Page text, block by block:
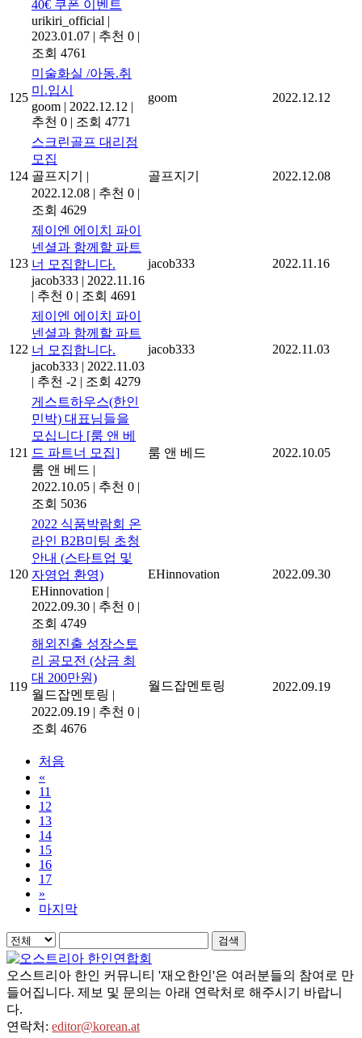
40€ 쿠폰 이벤트
urikiri_official |
2023.01.07 | 추천 0 |
조회 4761
125
미술화실 /아동.취
미.입시
goom | 2022.12.12 |
추천 0 | 조회 4771
goom 2022.12.12
124
스크린골프 대리점
모집
골프지기
|
2022.12.08 | 추천 0 |
조회 4629
골프지기 2022.12.08
123
제이엔 에이치 파이
넨셜과 함께할 파트
너 모집합니다.
jacob333 | 2022.11.16
| 추천 0 | 조회 4691
jacob333 2022.11.16
122
제이엔 에이치 파이
넨셜과 함께할 파트
너 모집합니다.
jacob333 | 2022.11.03
| 추천 -2 | 조회 4279
jacob333 2022.11.03
121
게스트하우스(한인
민박) 대표님들을
모십니다 [룸 앤 베
드 파트너 모집]
룸 앤 베드 |
2022.10.05 | 추천 0 |
조회 5036
룸 앤 베드 2022.10.05
120
2022 식품박람회 온
라인 B2B미팅 초청
안내 (스타트업 및
자영업 환영)
EHinnovation |
2022.09.30 | 추천 0 |
조회 4749
EHinnovation 2022.09.30
119
해외진출 성장스토
리 공모전 (상금 최
대 200만원)
월드잡멘토링 |
2022.09.19 | 추천 0 |
조회 4676
월드잡멘토링 2022.09.19
처음
«
11
12
13
14
15
16
17
»
마지막
검색
오스트리아 한인 커뮤니티 '재오한인'은 여러분들의 참여로 만
들어집니다. 제보 및 문의는 아래 연락처로 해주시기 바랍니
다.
연락처: editor@korean.at